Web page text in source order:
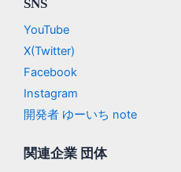
SNS
YouTube
X(Twitter)
Facebook
Instagram
開発者 ゆーいち note
関連企業 団体